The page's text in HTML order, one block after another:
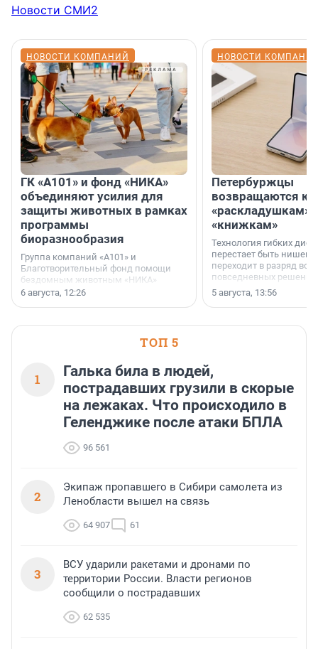
Новости СМИ2
НОВОСТИ КОМПАНИЙ
ГК «А101» и фонд «НИКА»
объединяют усилия для
защиты животных в рамках
программы
биоразнообразия
Группа компаний «А101» и
Благотворительный фонд помощи
бездомным животным «НИКА»
заключили соглашение о
6 августа, 12:26
НОВОСТИ
Петербуржцы
возвращаются к
«раскладушкам»
«книжкам»
Технология гибких
перестает быть
переходит в разряд
повседневных
5 августа, 13:56
ТОП 5
1
Галька била в людей,
пострадавших грузили в скорые
на лежаках. Что происходило в
Геленджике после атаки БПЛА
96 561
2
Экипаж пропавшего в Сибири самолета из
Ленобласти вышел на связь
64 907 61
3
ВСУ ударили ракетами и дронами по
территории России. Власти регионов
сообщили о пострадавших
62 535